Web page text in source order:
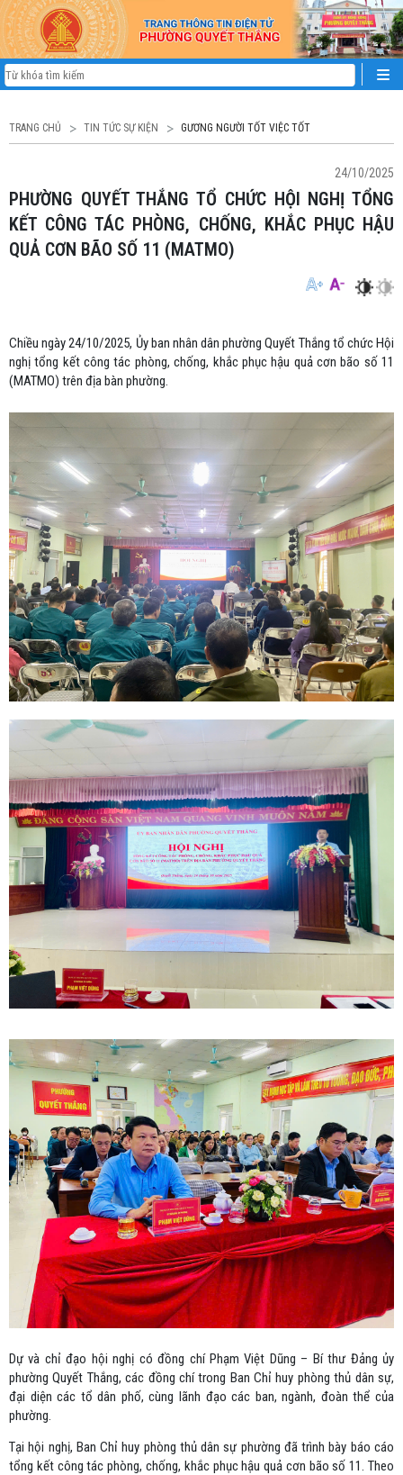
TRANG CHỦ TIN TỨC SỰ KIỆN GƯƠNG NGƯỜI TỐT VIỆC TỐT
24/10/2025
PHƯỜNG QUYẾT THẮNG TỔ CHỨC HỘI NGHỊ TỔNG
KẾT CÔNG TÁC PHÒNG, CHỐNG, KHẮC PHỤC HẬU
QUẢ CƠN BÃO SỐ 11 (MATMO)
Chiều ngày 24/10/2025, Ủy ban nhân dân phường Quyết Thắng tổ chức Hội
nghị tổng kết công tác phòng, chống, khắc phục hậu quả cơn bão số 11
(MATMO) trên địa bàn phường.
Dự và chỉ đạo hội nghị có đồng chí Phạm Việt Dũng – Bí thư Đảng ủy
phường Quyết Thắng, các đồng chí trong Ban Chỉ huy phòng thủ dân sự,
đại diện các tổ dân phố, cùng lãnh đạo các ban, ngành, đoàn thể của
phường.
Tại hội nghị, Ban Chỉ huy phòng thủ dân sự phường đã trình bày báo cáo
tổng kết công tác phòng, chống, khắc phục hậu quả cơn bão số 11. Theo